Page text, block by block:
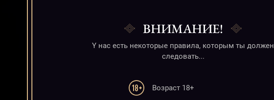
ВНИМАНИЕ!
Y нас есть некоторые правила, которым ты должен
следовать...
Возраст 18+